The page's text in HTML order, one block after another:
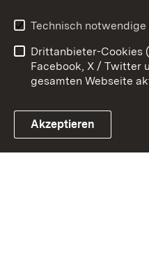
Link zum Landesportal
Barrierefreiheit
Impressum
Technisch notwendige
Drittanbieter-Cookies
Facebook, X / Twitter
gesamten Webseite
Akzeptieren